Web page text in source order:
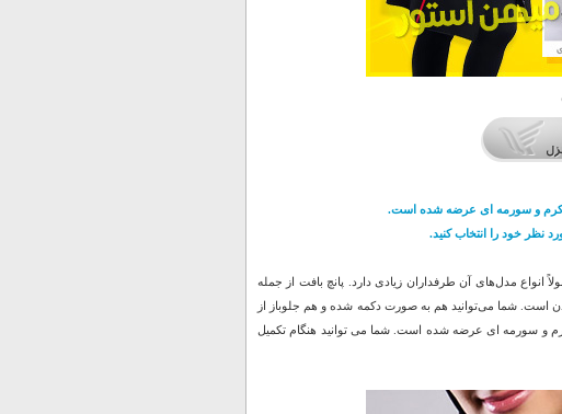
کرم و سورمه ای عرضه شده است.
نظر خود را انتخاب کنید.
انواع مدل‌های آن طرفداران زیادی دارد. پانچ بافت از جمله
است. شما می‌توانید هم به صورت دکمه شده و هم جلوباز از
و سورمه ای عرضه شده است. شما می توانید هنگام تکمیل